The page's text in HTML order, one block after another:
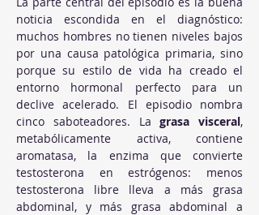
noticia escondida en el diagnóstico:
muchos hombres no tienen niveles bajos
por una causa patológica primaria, sino
porque su estilo de vida ha creado el
entorno hormonal perfecto para un
declive acelerado. El episodio nombra
cinco saboteadores. La grasa visceral,
metabólicamente activa, contiene
aromatasa, la enzima que convierte
testosterona en estrógenos: menos
testosterona libre lleva a más grasa
abdominal, y más grasa abdominal a